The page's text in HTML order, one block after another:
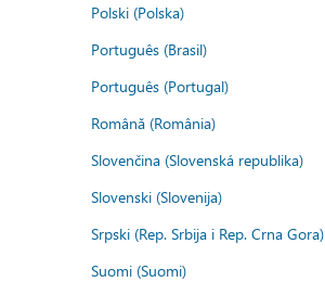
Polski (Polska)
Português (Brasil)
Português (Portugal)
Română (România)
Slovenčina (Slovenská republika)
Slovenski (Slovenija)
Srpski (Rep. Srbija i Rep. Crna Gora)
Suomi (Suomi)